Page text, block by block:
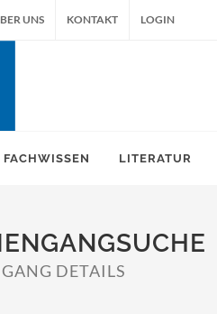
UNS KONTAKT LOGIN
FACHWISSEN LITERATUR
DETAILS